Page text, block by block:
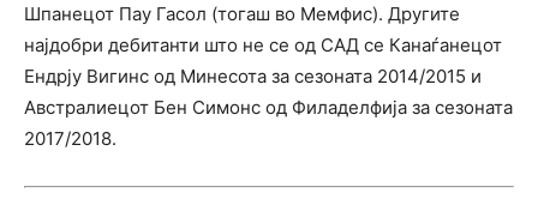
Шпанецот Пау Гасол (тогаш во Мемфис). Другите
најдобри дебитанти што не се од САД се Канаѓанецот
Ендрју Вигинс од Минесота за сезоната 2014/2015 и
Австралиецот Бен Симонс од Филаделфија за сезоната
2017/2018.